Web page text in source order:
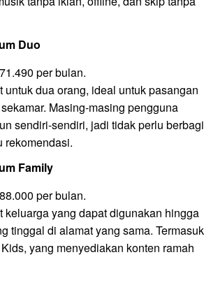
Duo
per bulan.
untuk dua orang, ideal untuk pasangan
Masing-masing pengguna
sendiri-sendiri, jadi tidak perlu berbagi
rekomendasi.
Family
per bulan.
keluarga yang dapat digunakan hingga
tinggal di alamat yang sama. Termasuk
yang menyediakan konten ramah